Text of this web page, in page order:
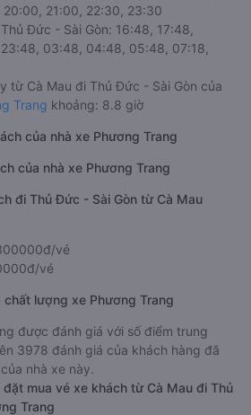
20:00, 21:00, 22:30, 23:30
Đức - Sài Gòn: 16:48, 17:48,
03:48, 04:48, 05:48, 07:18,
từ Cà Mau đi Thủ Đức - Sài Gòn của
Trang khoảng: 8.8 giờ
của nhà xe Phương Trang
của nhà xe Phương Trang
đi Thủ Đức - Sài Gòn từ Cà Mau
vé
vé
chất lượng xe Phương Trang
được đánh giá với số điểm trung
3978 đánh giá của khách hàng đã
nhà xe này.
đặt mua vé xe khách từ Cà Mau đi Thủ
Trang